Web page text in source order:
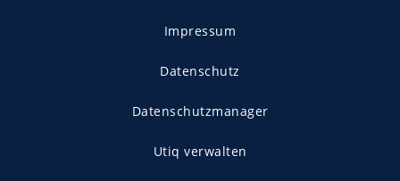
Impressum
Datenschutz
Datenschutzmanager
Utiq verwalten